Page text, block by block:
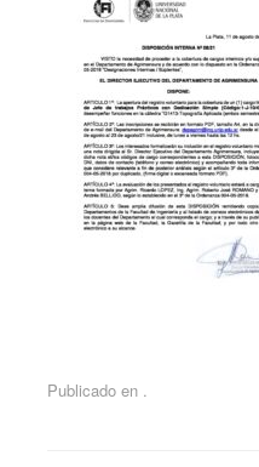
Publicado en .